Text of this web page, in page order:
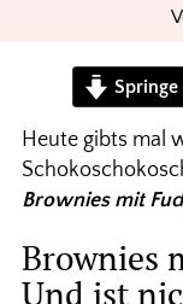
Springe
Heute gibts mal
Brownies mit
Brownies
Und ist